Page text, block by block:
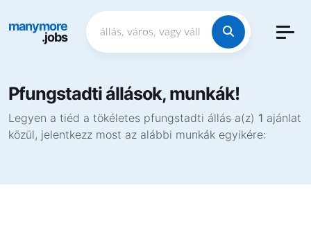
manymore
.jobs
Pfungstadti állások, munkák!
Legyen a tiéd a tökéletes pfungstadti állás a(z) 1 ajánlat
közül, jelentkezz most az alábbi munkák egyikére: